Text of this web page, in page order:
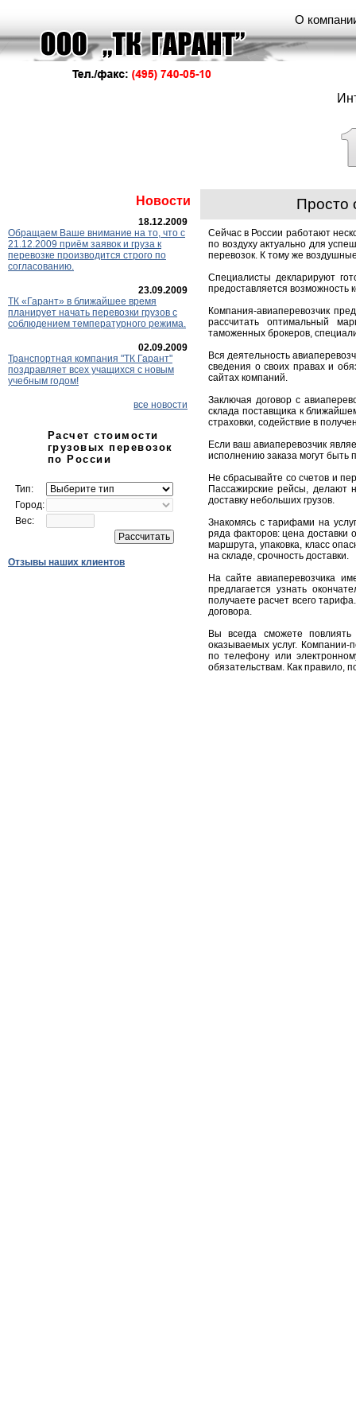
О
Новости
18.12.2009
Обращаем Ваше внимание на то, что с
21.12.2009 приём заявок и груза к
перевозке производится строго по
согласованию.
23.09.2009
ТК «Гарант» в ближайшее время
планирует начать перевозки грузов с
соблюдением температурного режима.
02.09.2009
Транспортная компания "ТК Гарант"
поздравляет всех учащихся с новым
учебным годом!
все новости
Расчет стоимости
грузовых перевозок
по России
Тип:
Город:
Вес:
Отзывы наших клиентов
Просто
Сейчас в России работают
по воздуху актуально для
перевозок. К тому же
Специалисты декларируют
предоставляется возможность
Компания-авиаперевозчик
рассчитать оптимальный
таможенных брокеров,
Вся деятельность
сведения о своих правах и
сайтах компаний.
Заключая договор с
склада поставщика к
страховки, содействие в
Если ваш авиаперевозчик
исполнению заказа могут быть
Не сбрасывайте со счетов и
Пассажирские рейсы, делают
доставку небольших грузов.
Знакомясь с тарифами на
ряда факторов: цена доставки
маршрута, упаковка, класс
на складе, срочность доставки.
На сайте авиаперевозчика
предлагается узнать
получаете расчет всего
договора.
Вы всегда сможете
оказываемых услуг. Компании-
по телефону или
обязательствам. Как правило,